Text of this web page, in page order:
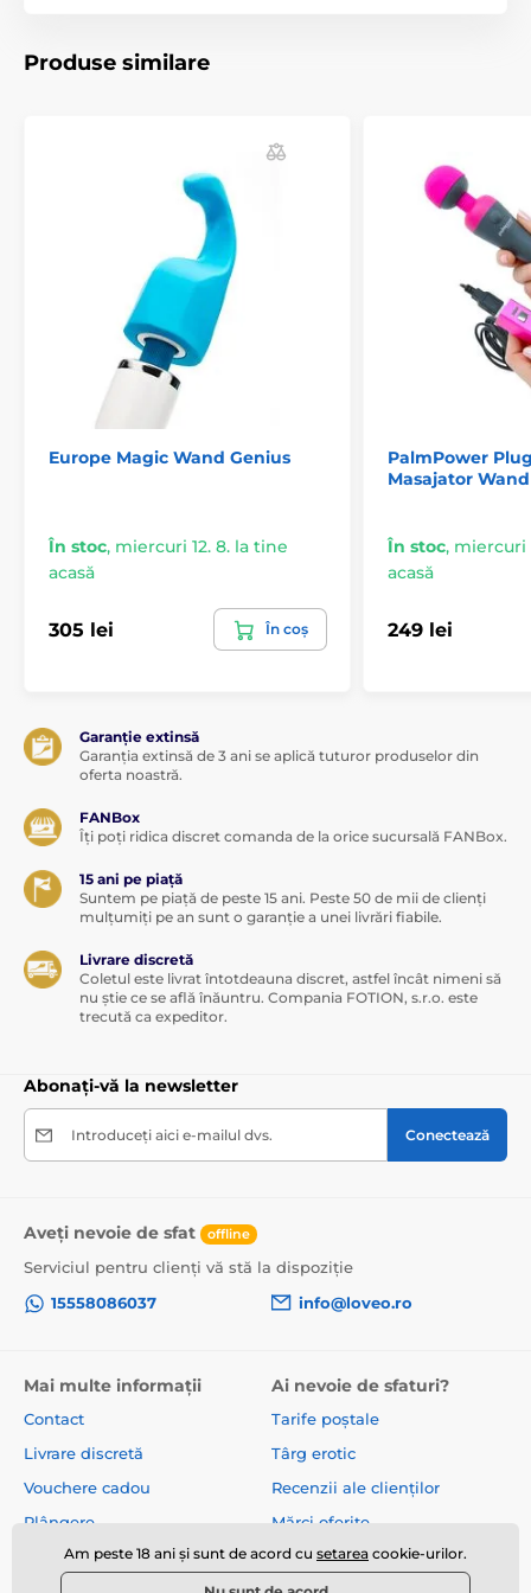
Vibratoare multifuncționale
Lungime
Produse similare
Europe Magic Wand Genius
În stoc, miercuri 12. 8. la tine
acasă
305 lei În coș
PalmPower
Masajator Wand
În stoc, miercuri
acasă
249 lei
Garanție extinsă
Garanția extinsă de 3 ani se aplică tuturor produselor din
oferta noastră.
FANBox
Îți poți ridica discret comanda de la orice sucursală FANBox.
15 ani pe piață
Suntem pe piață de peste 15 ani. Peste 50 de mii de clienți
mulțumiți pe an sunt o garanție a unei livrări fiabile.
Livrare discretă
Coletul este livrat întotdeauna discret, astfel încât nimeni să
nu știe ce se află înăuntru. Compania FOTION, s.r.o. este
trecută ca expeditor.
Abonați-vă la newsletter
Introduceți aici e-mailul dvs. Conectează
Aveți nevoie de sfat offline
Serviciul pentru clienți vă stă la dispoziție
15558086037
info@loveo.ro
Mai multe informații
Contact
Livrare discretă
Vouchere cadou
Plângere
Despre noi
Ai nevoie de sfaturi?
Tarife poștale
Târg erotic
Recenzii ale clienților
Mărci oferite
Termeni și condiții
Am peste 18 ani și sunt de acord cu setarea cookie-urilor.